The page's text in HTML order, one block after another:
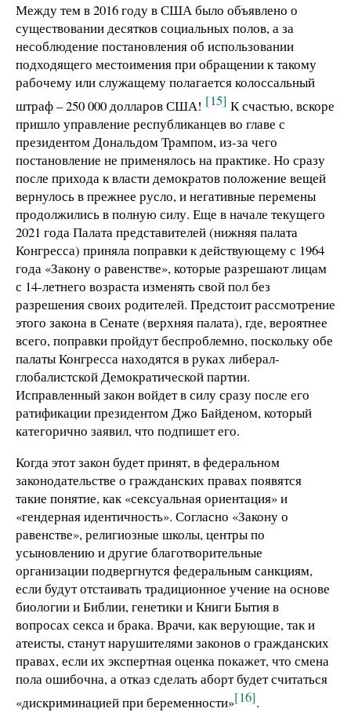
Между тем в 2016 году в США было объявлено о
существовании десятков социальных полов, а за
несоблюдение постановления об использовании
подходящего местоимения при обращении к такому
рабочему или служащему полагается колоссальный
штраф – 250 000 долларов США! [15] К счастью, вскоре
пришло управление республиканцев во главе с
президентом Дональдом Трампом, из-за чего
постановление не применялось на практике. Но сразу
после прихода к власти демократов положение вещей
вернулось в прежнее русло, и негативные перемены
продолжились в полную силу. Еще в начале текущего
2021 года Палата представителей (нижняя палата
Конгресса) приняла поправки к действующему с 1964
года «Закону о равенстве», которые разрешают лицам
с 14-летнего возраста изменять свой пол без
разрешения своих родителей. Предстоит рассмотрение
этого закона в Сенате (верхняя палата), где, вероятнее
всего, поправки пройдут беспроблемно, поскольку обе
палаты Конгресса находятся в руках либерал-
глобалистской Демократической партии.
Исправленный закон войдет в силу сразу после его
ратификации президентом Джо Байденом, который
категорично заявил, что подпишет его.
Когда этот закон будет принят, в федеральном
законодательстве о гражданских правах появятся
такие понятие, как «сексуальная ориентация» и
«гендерная идентичность». Согласно «Закону о
равенстве», религиозные школы, центры по
усыновлению и другие благотворительные
организации подвергнутся федеральным санкциям,
если будут отстаивать традиционное учение на основе
биологии и Библии, генетики и Книги Бытия в
вопросах секса и брака. Врачи, как верующие, так и
атеисты, станут нарушителями законов о гражданских
правах, если их экспертная оценка покажет, что смена
пола ошибочна, а отказ сделать аборт будет считаться
«дискриминацией при беременности»[16].